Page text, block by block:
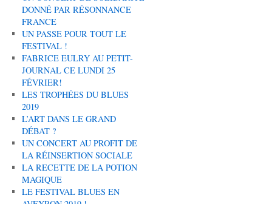
DONNÉ PAR RÉSONNANCE
FRANCE
UN PASSE POUR TOUT LE
FESTIVAL !
FABRICE EULRY AU PETIT-
JOURNAL CE LUNDI 25
FÉVRIER!
LES TROPHÉES DU BLUES
2019
L’ART DANS LE GRAND
DÉBAT ?
UN CONCERT AU PROFIT DE
LA RÉINSERTION SOCIALE
LA RECETTE DE LA POTION
MAGIQUE
LE FESTIVAL BLUES EN